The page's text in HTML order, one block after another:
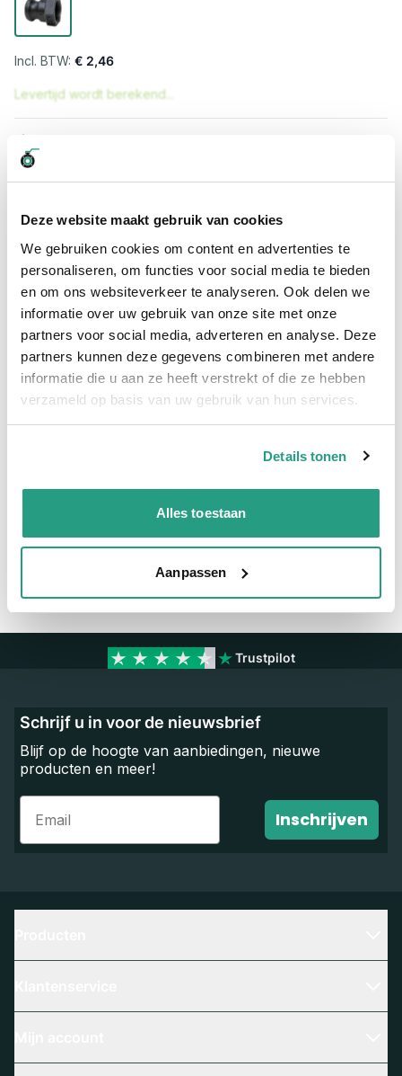
Deze website maakt gebruik van cookies
We gebruiken cookies om content en advertenties te
personaliseren, om functies voor social media te bieden
en om ons websiteverkeer te analyseren. Ook delen we
informatie over uw gebruik van onze site met onze
partners voor social media, adverteren en analyse. Deze
partners kunnen deze gegevens combineren met andere
informatie die u aan ze heeft verstrekt of die ze hebben
verzameld op basis van uw gebruik van hun services.
Details tonen
Alles toestaan
Aanpassen
€ 2,46
Levertijd wordt berekend...
Snelle levering
Snel naar
Meer informatie
Meer informatie
Maatvoering koppeling 3/4"
We zijn beschikbaar van ma t/m vr van 08:00 tot 17:00 uur.
Neem contact met ons op
Trustpilot
Schrijf u in voor de nieuwsbrief
Blijf op de hoogte van aanbiedingen, nieuwe
producten en meer!
Email
Inschrijven